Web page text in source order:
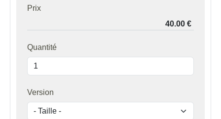
Prix
Quantité
Version